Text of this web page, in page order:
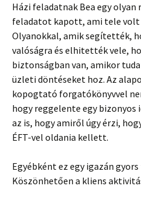
Házi feladatnak Bea egy
feladatot kapott, ami tele
Olyanokkal, amik segítették,
valóságra és elhitették vele,
biztonságban van, amikor
üzleti döntéseket hoz. Az
kopogtató forgatókönyvvel
hogy reggelente egy bizonyos
az is, hogy amiről úgy érzi,
ÉFT-vel oldania kellett.
Egyébként ez egy igazán
Köszönhetően a kliens